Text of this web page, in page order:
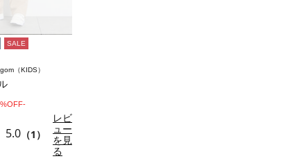
SALE
（KIDS）
5.0 （1）
レビ
ュー
を見
る